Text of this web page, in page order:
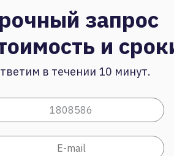
запрос
и
в течении 10 минут.